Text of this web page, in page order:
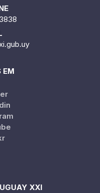
EM
XXI